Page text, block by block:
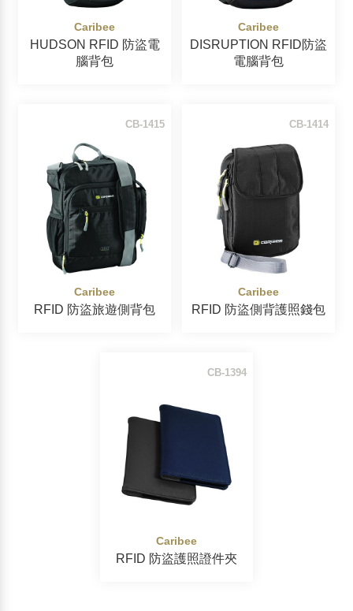
RFID 防盜系列
美麗諾羊毛襪
滑雪襪
登山襪
童襪
Caribee
HUDSON RFID 防盜電
腦背包
Caribee
DISRUPTION RFID防盜
電腦背包
CB-1415
Caribee
RFID 防盜旅遊側背包
CB-1414
Caribee
RFID 防盜側背護照錢包
CB-1394
Caribee
RFID 防盜護照證件夾